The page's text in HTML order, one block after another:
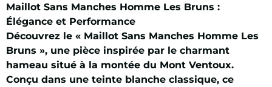
Maillot Sans Manches Homme Les Bruns :
Élégance et Performance
Découvrez le « Maillot Sans Manches Homme Les
Bruns », une pièce inspirée par le charmant
hameau situé à la montée du Mont Ventoux.
Conçu dans une teinte blanche classique, ce